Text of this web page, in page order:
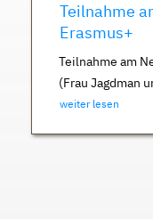
Teilnahme
Erasmus+
Teilnahme am
(Frau Jagdman
weiter lesen